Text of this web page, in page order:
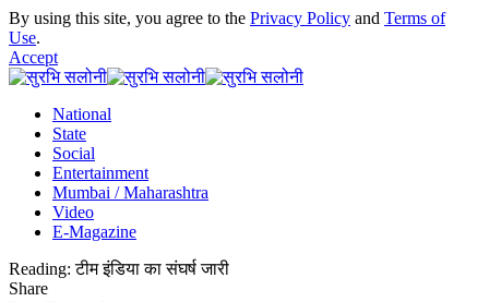
By using this site, you agree to the Privacy Policy and Terms of
Use.
Accept
National
State
Social
Entertainment
Mumbai / Maharashtra
Video
E-Magazine
Reading: टीम इंडिया का संघर्ष जारी
Share